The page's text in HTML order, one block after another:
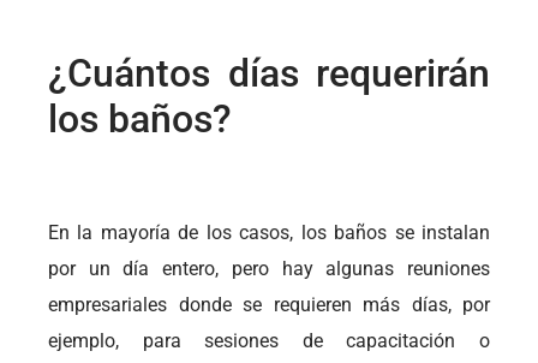
¿Cuántos días requerirán
los baños?
En la mayoría de los casos, los baños se instalan
por un día entero, pero hay algunas reuniones
empresariales donde se requieren más días, por
ejemplo, para sesiones de capacitación o